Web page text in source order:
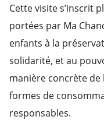
Cette visite s’inscrit
portées par Ma
enfants à la
solidarité, et au
manière concrète de
formes de
responsables.